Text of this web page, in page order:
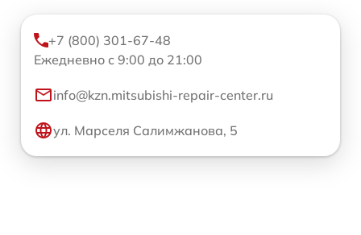
+7 (800) 301-67-48
Ежедневно с 9:00 до 21:00
info@kzn.mitsubishi-repair-center.ru
ул. Марселя Салимжанова, 5